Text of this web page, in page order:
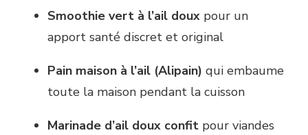
Smoothie vert à l’ail doux pour un
apport santé discret et original
Pain maison à l’ail (Alipain) qui embaume
toute la maison pendant la cuisson
Marinade d’ail doux confit pour viandes